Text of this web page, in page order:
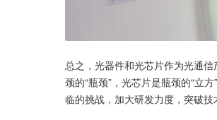
总之，光器件和光芯片作为光通
颈的“瓶颈”，光芯片是瓶颈的“立
临的挑战，加大研发力度，突破技